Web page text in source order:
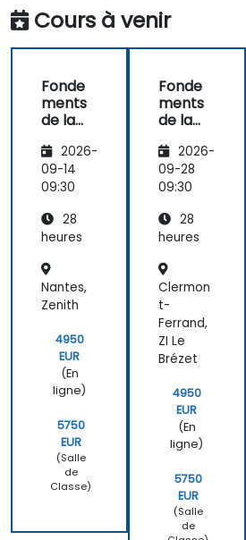
Traduction
Cours à venir
Fonde
ments
de la
é
Kubern
etes
)
2026-
09-14
09:30
28
heures
Nantes,
Zenith
4950
EUR
(En
ligne)
5750
EUR
(Salle
de
Classe)
Fonde
ments
de la
é
Kubern
etes
)
2026-
09-28
09:30
28
heures
Clermon
t-
Ferrand,
ZI Le
Brézet
4950
EUR
(En
ligne)
5750
EUR
(Salle
de